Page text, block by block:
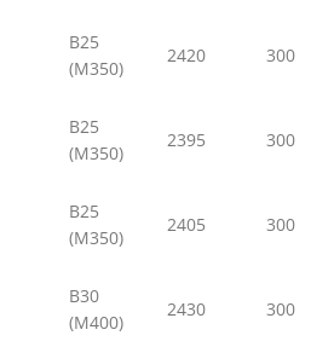
В25
(М350)
2420 300
В25
(М350)
2395 300
В25
(М350)
2405 300
В30
(М400)
2430 300